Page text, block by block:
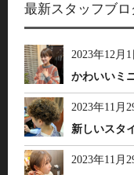
最新スタッフブロ
2023年12月1
かわいいミ
2023年11月
新しいスタ
2023年11月